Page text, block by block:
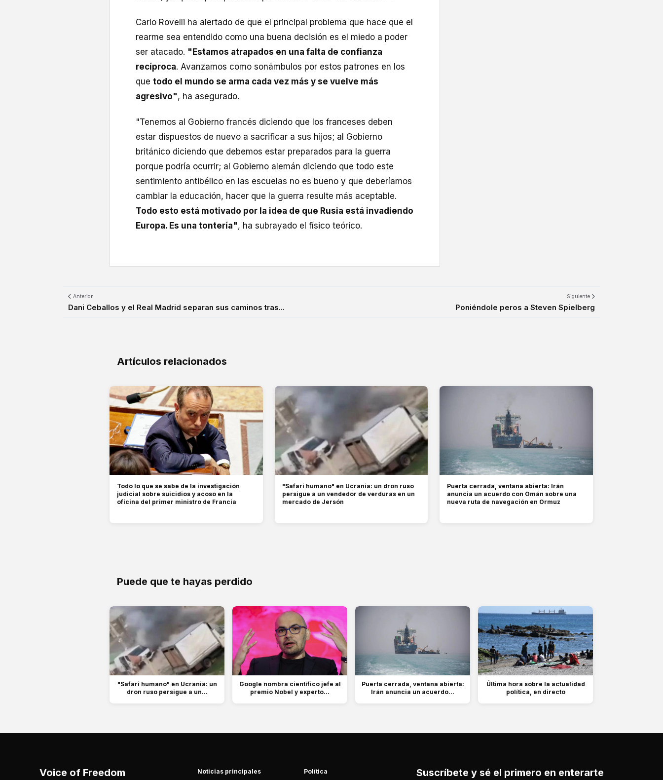
Carlo Rovelli ha alertado de que el principal problema que hace que el
rearme sea entendido como una buena decisión es el miedo a poder
ser atacado. "Estamos atrapados en una falta de confianza
recíproca. Avanzamos como sonámbulos por estos patrones en los
que todo el mundo se arma cada vez más y se vuelve más
agresivo", ha asegurado.
"Tenemos al Gobierno francés diciendo que los franceses deben
estar dispuestos de nuevo a sacrificar a sus hijos; al Gobierno
británico diciendo que debemos estar preparados para la guerra
porque podría ocurrir; al Gobierno alemán diciendo que todo este
sentimiento antibélico en las escuelas no es bueno y que deberíamos
cambiar la educación, hacer que la guerra resulte más aceptable.
Todo esto está motivado por la idea de que Rusia está invadiendo
Europa. Es una tontería", ha subrayado el físico teórico.
Anterior
Dani Ceballos y el Real Madrid separan sus caminos tras...
Siguiente
Poniéndole peros a Steven Spielberg
Artículos relacionados
Todo lo que se sabe de la investigación
judicial sobre suicidios y acoso en la
oficina del primer ministro de Francia
"Safari humano" en Ucrania: un dron ruso
persigue a un vendedor de verduras en un
mercado de Jersón
Puerta cerrada, ventana abierta: Irán
anuncia un acuerdo con Omán sobre una
nueva ruta de navegación en Ormuz
Puede que te hayas perdido
"Safari humano" en Ucrania: un
dron ruso persigue a un...
Google nombra científico jefe al
premio Nobel y experto...
Puerta cerrada, ventana abierta:
Irán anuncia un acuerdo...
Última hora sobre la actualidad
política, en directo
Voice of Freedom Noticias principales Política Suscríbete y sé el primero en enterarte